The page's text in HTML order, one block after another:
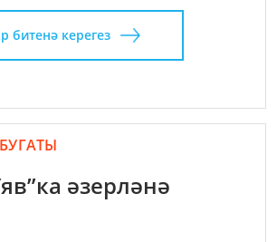
битенә керегез
әзерләнә